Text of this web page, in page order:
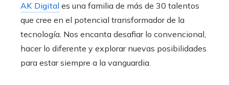
AK Digital es una familia de más de 30 talentos
que cree en el potencial transformador de la
tecnología. Nos encanta desafiar lo convencional,
hacer lo diferente y explorar nuevas posibilidades
para estar siempre a la vanguardia.